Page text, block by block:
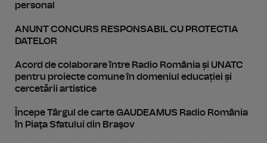
personal
ANUNT CONCURS RESPONSABIL CU PROTECTIA
DATELOR
Acord de colaborare între Radio România și UNATC
pentru proiecte comune în domeniul educației și
cercetării artistice
Începe Târgul de carte GAUDEAMUS Radio România
în Piaţa Sfatului din Braşov